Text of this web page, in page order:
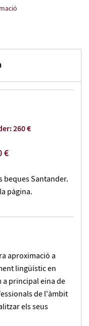
260 €
€
beques Santander.
pàgina.
aproximació a
lingüístic en
a principal eina de
de l'àmbit
els seus